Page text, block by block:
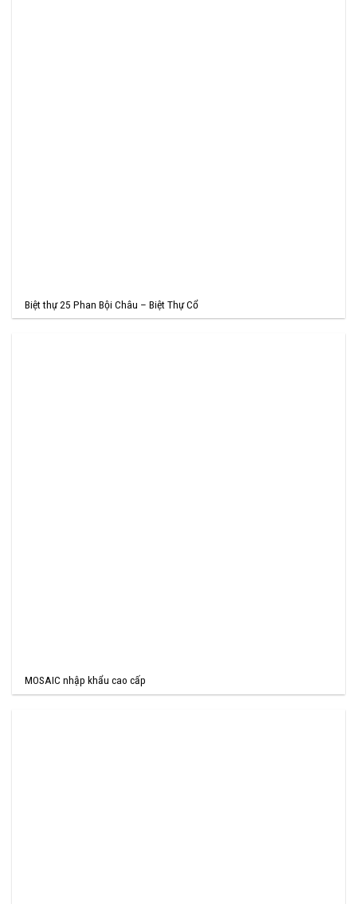
Biệt thự 25 Phan Bội Châu – Biệt Thự Cổ
MOSAIC nhập khẩu cao cấp